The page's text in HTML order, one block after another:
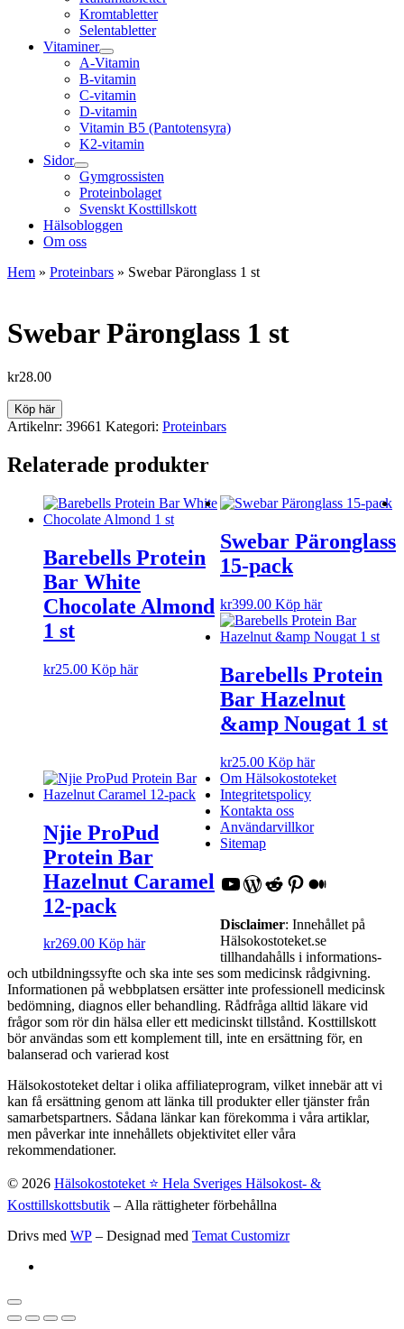
Kromtabletter
Selentabletter
Vitaminer
A-Vitamin
B-vitamin
C-vitamin
D-vitamin
Vitamin B5 (Pantotensyra)
K2-vitamin
Sidor
Gymgrossisten
Proteinbolaget
Svenskt Kosttillskott
Hälsobloggen
Om oss
Hem » Proteinbars » Swebar Päronglass 1 st
Swebar Päronglass 1 st
kr28.00
Köp här
Artikelnr: 39661 Kategori: Proteinbars
Relaterade produkter
Barebells Protein
Bar White
Chocolate Almond
1 st
kr25.00 Köp här
Swebar Päronglass
15-pack
kr399.00 Köp här
Barebells Protein
Bar Hazelnut
&amp Nougat 1 st
kr25.00 Köp här
Njie ProPud
Protein Bar
Hazelnut Caramel
12-pack
kr269.00 Köp här
Om Hälsokostoteket
Integritetspolicy
Kontakta oss
Användarvillkor
Sitemap
YouTube
WordPress
Reddit
Pinterest
Medium
Disclaimer: Innehållet på
Hälsokostoteket.se
tillhandahålls i informations-
och utbildningssyfte och ska inte ses som medicinsk rådgivning.
Informationen på webbplatsen ersätter inte professionell medicinsk
bedömning, diagnos eller behandling. Rådfråga alltid läkare vid
frågor som rör din hälsa eller ett medicinskt tillstånd. Kosttillskott
bör användas som ett komplement till, inte en ersättning för, en
balanserad och varierad kost
Hälsokostoteket deltar i olika affiliateprogram, vilket innebär att vi
kan få ersättning genom att länka till produkter eller tjänster från
samarbetspartners. Sådana länkar kan förekomma i våra artiklar,
men påverkar inte innehållets objektivitet eller våra
rekommendationer.
© 2026 Hälsokostoteket ⭐️ Hela Sveriges Hälsokost- &
Kosttillskottsbutik – Alla rättigheter förbehållna
Drivs med WP – Designad med Temat Customizr